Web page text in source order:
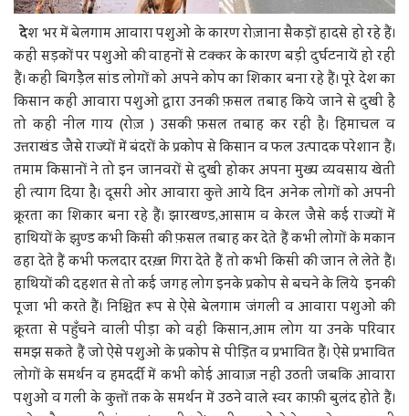
देश भर में बेलगाम आवारा पशुओं के कारण रोज़ाना सैकड़ों हादसे हो रहे हैं।
कहीं सड़कों पर पशुओं की वाहनों से टक्कर के कारण बड़ी दुर्घटनायें हो रही
हैं। कहीं बिगड़ैल सांड लोगों को अपने कोप का शिकार बना रहे हैं। पूरे देश का
किसान कहीं आवारा पशुओं द्वारा उनकी फ़सल तबाह किये जाने से दुखी है
तो कहीं नील गाय (रोज़ ) उसकी फ़सल तबाह कर रही है। हिमाचल व
उत्तराखंड जैसे राज्यों में बंदरों के प्रकोप से किसान व फल उत्पादक परेशान हैं।
तमाम किसानों ने तो इन जानवरों से दुखी होकर अपना मुख्य व्यवसाय खेती
ही त्याग दिया है। दूसरी ओर आवारा कुत्ते आये दिन अनेक लोगों को अपनी
क्रूरता का शिकार बना रहे हैं। झारखण्ड,आसाम व केरल जैसे कई राज्यों में
हाथियों के झुण्ड कभी किसी की फ़सल तबाह कर देते हैं कभी लोगों के मकान
ढहा देते हैं कभी फलदार दरख़्त गिरा देते हैं तो कभी किसी की जान ले लेते हैं।
हाथियों की दहशत से तो कई जगह लोग इनके प्रकोप से बचने के लिये इनकी
पूजा भी करते हैं। निश्चित रूप से ऐसे बेलगाम जंगली व आवारा पशुओं की
क्रूरता से पहुँचने वाली पीड़ा को वही किसान,आम लोग या उनके परिवार
समझ सकते हैं जो ऐसे पशुओं के प्रकोप से पीड़ित व प्रभावित हैं। ऐसे प्रभावित
लोगों के समर्थन व हमदर्दी में कभी कोई आवाज़ नहीं उठती जबकि आवारा
पशुओं व गली के कुत्तों तक के समर्थन में उठने वाले स्वर काफ़ी बुलंद होते हैं।